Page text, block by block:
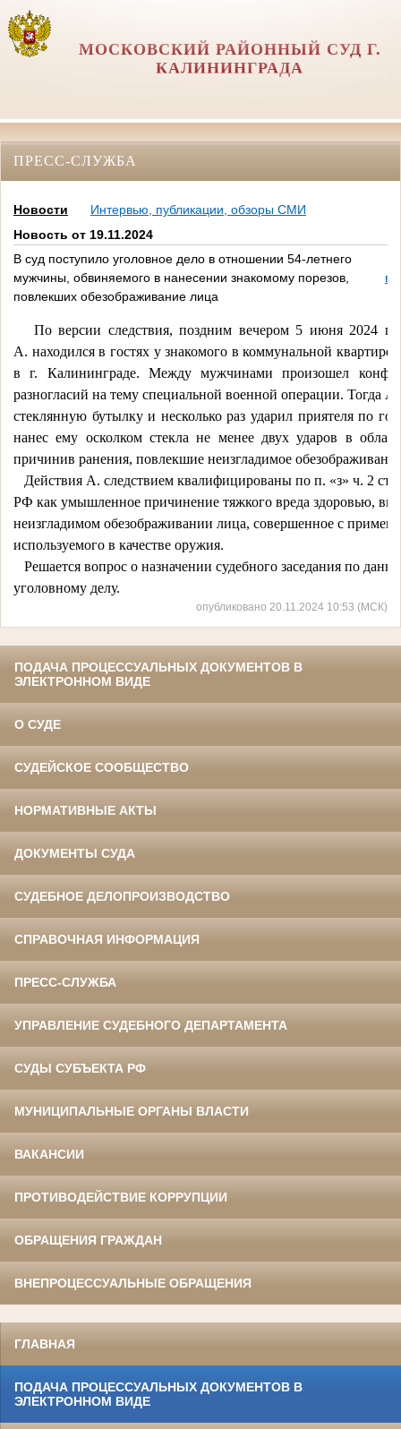
МОСКОВСКИЙ РАЙОННЫЙ СУД Г.
КАЛИНИНГРАДА
ПРЕСС-СЛУЖБА
Новости
Интервью, публикации, обзоры СМИ
Новость от 19.11.2024
В суд поступило уголовное дело в отношении 54-летнего
мужчины, обвиняемого в нанесении знакомому порезов,
повлекших обезображивание лица
По версии следствия, поздним вечером 5 июня 2024
А. находился в гостях у знакомого в коммунальной квартире
в
г. Калининграде. Между мужчинами произошел
разногласий на тему специальной военной операции. Тогда А.
стеклянную бутылку и несколько раз ударил приятеля по
нанес ему осколком стекла не менее двух ударов в
причинив ранения, повлекшие неизгладимое
Действия А. следствием квалифицированы по п. «з» ч. 2 ст.
РФ как умышленное причинение тяжкого вреда здоровью,
неизгладимом обезображивании лица, совершенное с
используемого в качестве оружия.
Решается вопрос о назначении судебного заседания по
уголовному делу.
опубликовано 20.11.2024 10:53 (МСК)
ПОДАЧА ПРОЦЕССУАЛЬНЫХ ДОКУМЕНТОВ В
ЭЛЕКТРОННОМ ВИДЕ
О СУДЕ
СУДЕЙСКОЕ СООБЩЕСТВО
НОРМАТИВНЫЕ АКТЫ
ДОКУМЕНТЫ СУДА
СУДЕБНОЕ ДЕЛОПРОИЗВОДСТВО
СПРАВОЧНАЯ ИНФОРМАЦИЯ
ПРЕСС-СЛУЖБА
УПРАВЛЕНИЕ СУДЕБНОГО ДЕПАРТАМЕНТА
СУДЫ СУБЪЕКТА РФ
МУНИЦИПАЛЬНЫЕ ОРГАНЫ ВЛАСТИ
ВАКАНСИИ
ПРОТИВОДЕЙСТВИЕ КОРРУПЦИИ
ОБРАЩЕНИЯ ГРАЖДАН
ВНЕПРОЦЕССУАЛЬНЫЕ ОБРАЩЕНИЯ
ГЛАВНАЯ
ПОДАЧА ПРОЦЕССУАЛЬНЫХ ДОКУМЕНТОВ В
ЭЛЕКТРОННОМ ВИДЕ